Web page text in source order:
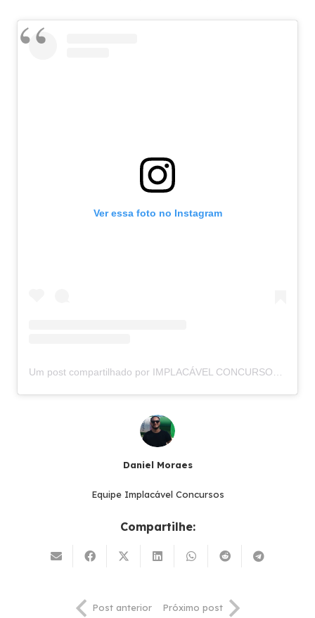
Ver essa foto no Instagram
Um post compartilhado por IMPLACÁVEL CONCURSOS (@implacavelconcursos)
Daniel Moraes
Equipe Implacável Concursos
Compartilhe:
Post anterior Próximo post